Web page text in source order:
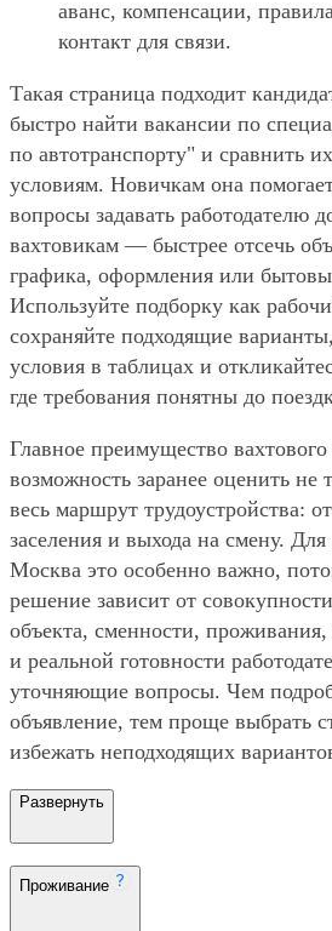
аванс, компенсации,
контакт для связи.
Такая страница подходит
быстро найти вакансии по
по автотранспорту" и сравнить
условиям. Новичкам она
вопросы задавать работодателю
вахтовикам — быстрее отсечь
графика, оформления или
Используйте подборку как
сохраняйте подходящие
условия в таблицах и
где требования понятны до
Главное преимущество
возможность заранее оценить не
весь маршрут трудоустройства:
заселения и выхода на смену.
Москва это особенно важно,
решение зависит от
объекта, сменности,
и реальной готовности
уточняющие вопросы. Чем
объявление, тем проще выбрать
избежать неподходящих
Развернуть
Проживание